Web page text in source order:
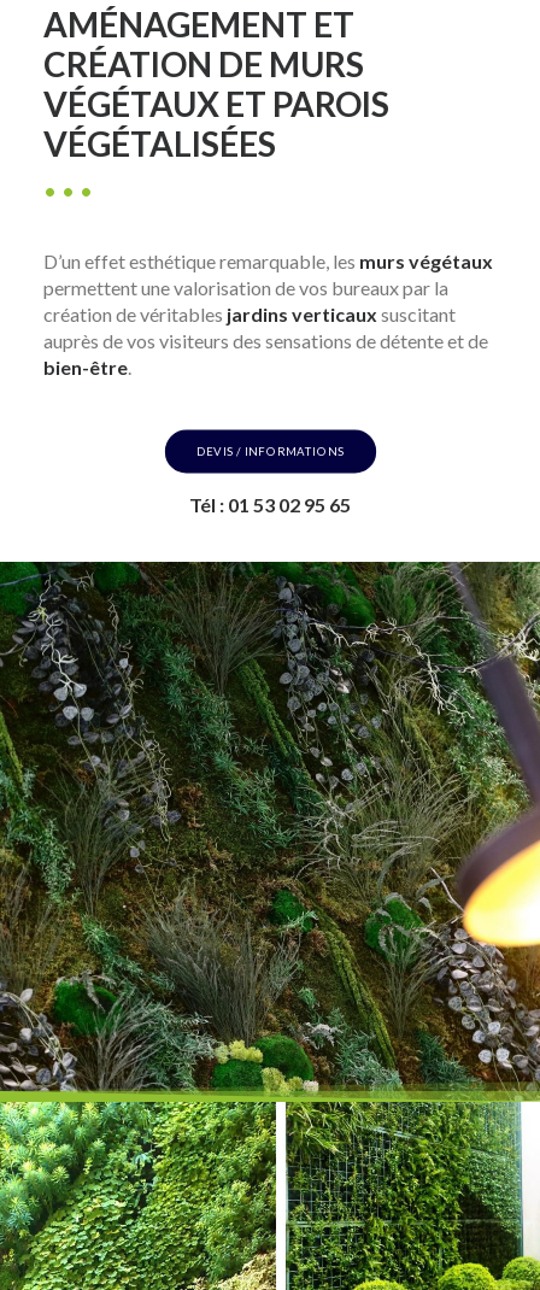
AMÉNAGEMENT ET
CRÉATION DE MURS
VÉGÉTAUX ET PAROIS
VÉGÉTALISÉES
D’un effet esthétique remarquable, les murs végétaux
permettent une valorisation de vos bureaux par la
création de véritables jardins verticaux suscitant
auprès de vos visiteurs des sensations de détente et de
bien-être.
DEVIS / INFORMATIONS
Tél : 01 53 02 95 65